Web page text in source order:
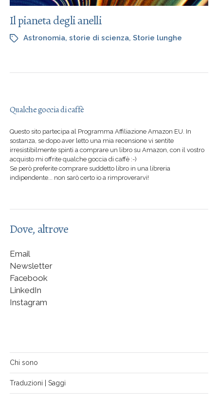
Il pianeta degli anelli
Astronomia, storie di scienza, Storie lunghe
Qualche goccia di caffè
Questo sito partecipa al Programma Affiliazione Amazon EU. In
sostanza, se dopo aver letto una mia recensione vi sentite
irresistibilmente spinti a comprare un libro su Amazon, con il vostro
acquisto mi offrite qualche goccia di caffè :-)
Se però preferite comprare suddetto libro in una libreria
indipendente... non sarò certo io a rimproverarvi!
Dove, altrove
Email
Newsletter
Facebook
LinkedIn
Instagram
Chi sono
Traduzioni | Saggi